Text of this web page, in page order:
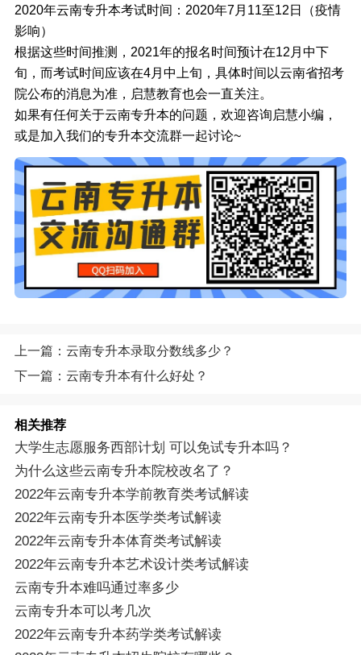
2020年云南专升本考试时间：2020年7月11至12日（疫情
影响）
根据这些时间推测，2021年的报名时间预计在12月中下
旬，而考试时间应该在4月中上旬，具体时间以云南省招考
院公布的消息为准，启慧教育也会一直关注。
如果有任何关于云南专升本的问题，欢迎咨询启慧小编，
或是加入我们的专升本交流群一起讨论~
上一篇：云南专升本录取分数线多少？
下一篇：云南专升本有什么好处？
相关推荐
大学生志愿服务西部计划 可以免试专升本吗？
为什么这些云南专升本院校改名了？
2022年云南专升本学前教育类考试解读
2022年云南专升本医学类考试解读
2022年云南专升本体育类考试解读
2022年云南专升本艺术设计类考试解读
云南专升本难吗通过率多少
云南专升本可以考几次
2022年云南专升本药学类考试解读